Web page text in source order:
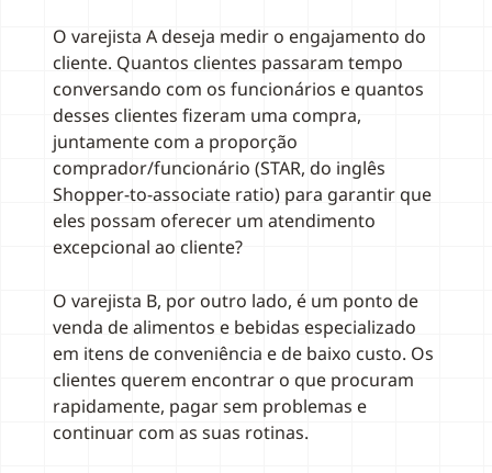
O varejista A deseja medir o engajamento do
cliente. Quantos clientes passaram tempo
conversando com os funcionários e quantos
desses clientes fizeram uma compra,
juntamente com a proporção
comprador/funcionário (STAR, do inglês
Shopper-to-associate ratio) para garantir que
eles possam oferecer um atendimento
excepcional ao cliente?
O varejista B, por outro lado, é um ponto de
venda de alimentos e bebidas especializado
em itens de conveniência e de baixo custo. Os
clientes querem encontrar o que procuram
rapidamente, pagar sem problemas e
continuar com as suas rotinas.